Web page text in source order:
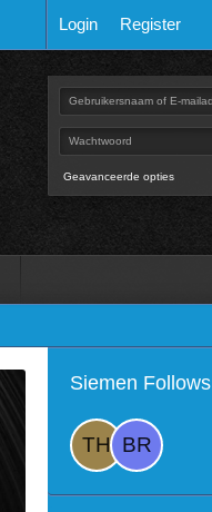
Login Register
Geavanceerde opties
Siemen Follows